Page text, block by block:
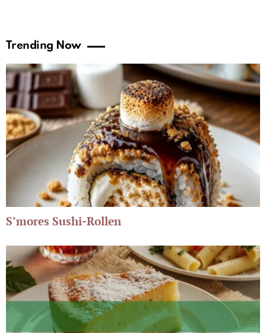
Trending Now
S’mores Sushi-Rollen